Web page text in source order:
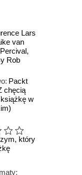
Lars
van
,
Rob
Packt
chęcią
w
który